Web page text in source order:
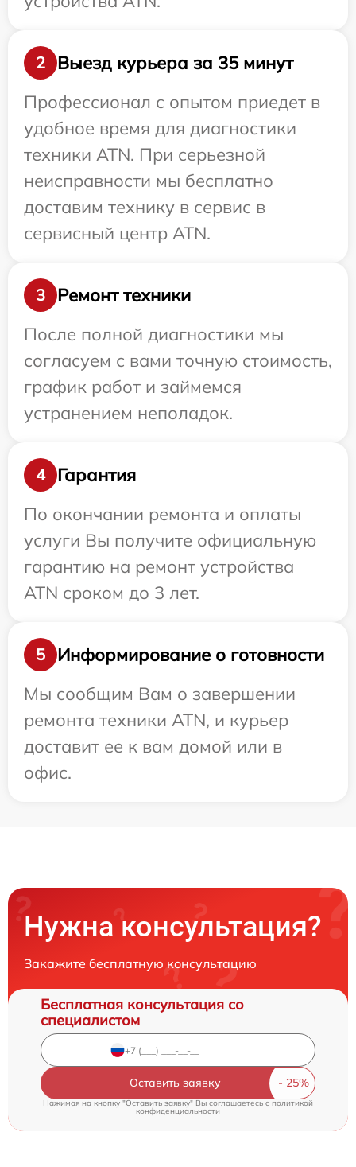
2
Выезд курьера за 35 минут
Профессионал с опытом приедет в
удобное время для диагностики
техники ATN. При серьезной
неисправности мы бесплатно
доставим технику в сервис в
сервисный центр ATN.
3
Ремонт техники
После полной диагностики мы
согласуем с вами точную стоимость,
график работ и займемся
устранением неполадок.
4
Гарантия
По окончании ремонта и оплаты
услуги Вы получите официальную
гарантию на ремонт устройства
ATN сроком до 3 лет.
5
Информирование о готовности
Мы сообщим Вам о завершении
ремонта техники ATN, и курьер
доставит ее к вам домой или в
офис.
Нужна консультация?
Закажите бесплатную консультацию
Бесплатная консультация со
специалистом
Оставить заявку
Нажимая на кнопку "Оставить заявку" Вы соглашаетесь cполитикой
конфиденциальности